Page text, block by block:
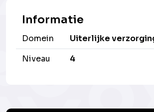
Informatie
Domein
Uiterlijke
Niveau
4